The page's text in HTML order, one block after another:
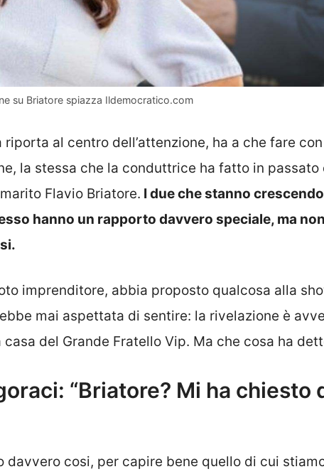
su Briatore spiazza Ildemocratico.com
al centro dell’attenzione, ha a che fare
la stessa che la conduttrice ha fatto in passato
Flavio Briatore. I due che stanno
hanno un rapporto davvero speciale, ma
imprenditore, abbia proposto qualcosa alla
mai aspettata di sentire: la rivelazione è
del Grande Fratello Vip. Ma che cosa ha
“Briatore? Mi ha chiesto
davvero cosi, per capire bene quello di cui